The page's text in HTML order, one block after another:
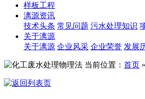
样板工程
漓源资讯
技术头条 常见问题 污水处理知识
关于漓源
关于漓源 企业风采 企业荣誉 发展
当前位置： 首页 »